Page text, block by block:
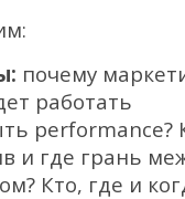
почему
работать
performance?
и где грань
Кто, где и